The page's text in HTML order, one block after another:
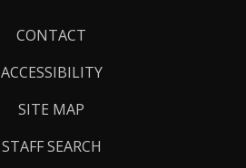
CONTACT
ACCESSIBILITY
SITE MAP
STAFF SEARCH